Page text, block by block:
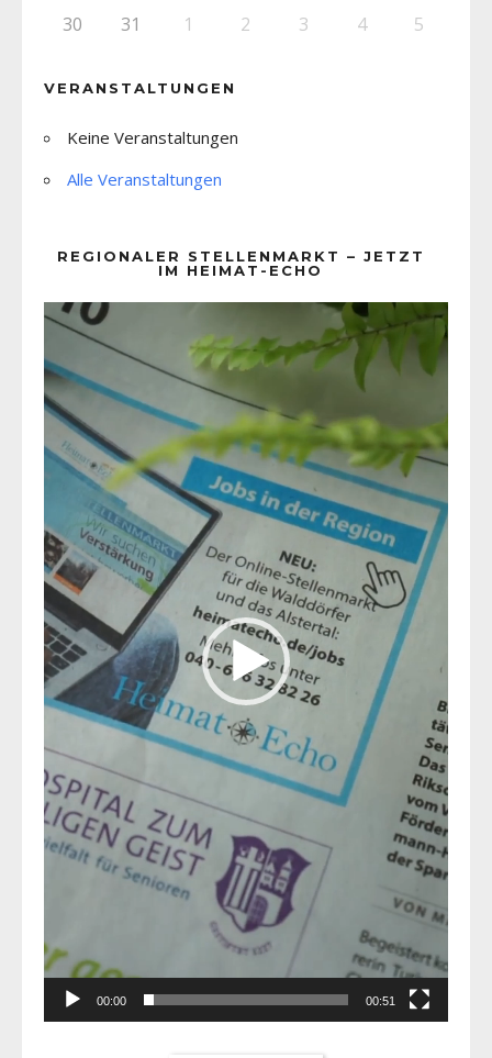
30 31 1 2 3 4 5
VERANSTALTUNGEN
Keine Veranstaltungen
Alle Veranstaltungen
REGIONALER STELLENMARKT – JETZT
IM HEIMAT-ECHO
Player
00:00 00:51